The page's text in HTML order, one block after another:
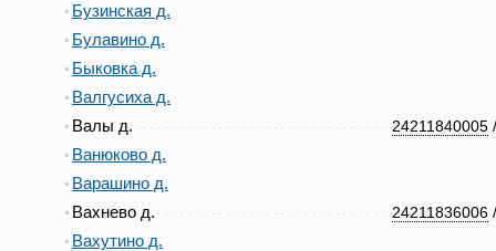
Бузинская д.
Булавино д.
Быковка д.
Валгусиха д.
24211840005
Валы д.
Ванюково д.
Варашино д.
24211836006
Вахнево д.
Вахутино д.